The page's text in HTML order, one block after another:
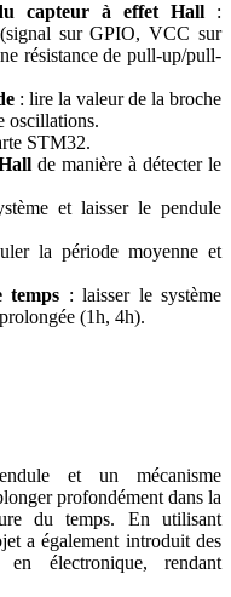
capteur à effet Hall :
sur GPIO, VCC sur
résistance de pull-up/pull-
: lire la valeur de la broche
oscillations.
STM32.
de manière à détecter le
et laisser le pendule
la période moyenne et
temps : laisser le système
(1h, 4h).
et un mécanisme
profondément dans la
du temps. En utilisant
a également introduit des
en électronique, rendant